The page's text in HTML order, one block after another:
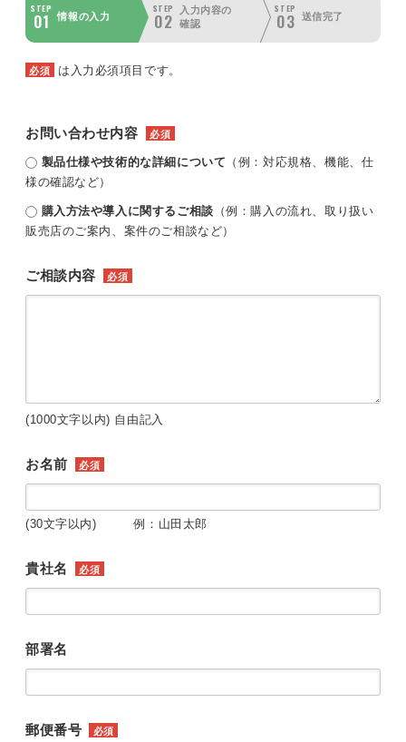
STEP
01 情報の入力
STEP
02
入力内容の
確認
STEP
03 送信完了
必須 は入力必須項目です。
お問い合わせ内容 必須
製品仕様や技術的な詳細について （例：対応規格、機能、仕
様の確認など）
購入方法や導入に関するご相談 （例：購入の流れ、取り扱い
販売店のご案内、案件のご相談など）
ご相談内容 必須
(1000文字以内) 自由記入
お名前 必須
(30文字以内) 例：山田太郎
貴社名 必須
部署名
郵便番号 必須